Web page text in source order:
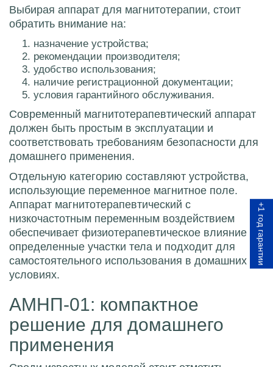
+1 год гарантии
Выбирая аппарат для магнитотерапии, стоит
обратить внимание на:
назначение устройства;
рекомендации производителя;
удобство использования;
наличие регистрационной документации;
условия гарантийного обслуживания.
Современный магнитотерапевтический аппарат
должен быть простым в эксплуатации и
соответствовать требованиям безопасности для
домашнего применения.
Отдельную категорию составляют устройства,
использующие переменное магнитное поле.
Аппарат магнитотерапевтический с
низкочастотным переменным воздействием
обеспечивает физиотерапевтическое влияние на
определенные участки тела и подходит для
самостоятельного использования в домашних
условиях.
АМНП-01: компактное
решение для домашнего
применения